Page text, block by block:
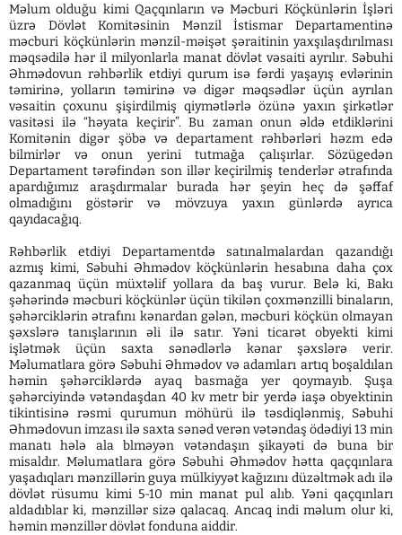
Məlum olduğu kimi Qaçqınların və Məcburi Köçkünlərin İşləri
üzrə Dövlət Komitəsinin Mənzil İstismar Departamentinə
məcburi köçkünlərin mənzil-məişət şəraitinin yaxşılaşdırılması
məqsədilə hər il milyonlarla manat dövlət vəsaiti ayrılır. Səbuhi
Əhmədovun rəhbərlik etdiyi qurum isə fərdi yaşayış evlərinin
təmirinə, yolların təmirinə və digər məqsədlər üçün ayrılan
vəsaitin çoxunu şişirdilmiş qiymətlərlə özünə yaxın şirkətlər
vasitəsi ilə “həyata keçirir”. Bu zaman onun əldə etdiklərini
Komitənin digər şöbə və departament rəhbərləri həzm edə
bilmirlər və onun yerini tutmağa çalışırlar. Sözügedən
Departament tərəfindən son illər keçirilmiş tenderlər ətrafında
apardığımız araşdırmalar burada hər şeyin heç də şəffaf
olmadığını göstərir və mövzuya yaxın günlərdə ayrıca
qayıdacağıq.
Rəhbərlik etdiyi Departamentdə satınalmalardan qazandığı
azmış kimi, Səbuhi Əhmədov köçkünlərin hesabına daha çox
qazanmaq üçün müxtəlif yollara da baş vurur. Belə ki, Bakı
şəhərində məcburi köçkünlər üçün tikilən çoxmənzilli binaların,
şəhərciklərin ətrafını kənardan gələn, məcburi köçkün olmayan
şəxslərə tanışlarının əli ilə satır. Yəni ticarət obyekti kimi
işlətmək üçün saxta sənədlərlə kənar şəxslərə verir.
Məlumatlara görə Səbuhi Əhmədov və adamları artıq boşaldılan
həmin şəhərciklərdə ayaq basmağa yer qoymayıb. Şuşa
şəhərciyində vətəndaşdan 40 kv metr bir yerdə iaşə obyektinin
tikintisinə rəsmi qurumun möhürü ilə təsdiqlənmiş, Səbuhi
Əhmədovun imzası ilə saxta sənəd verən vətəndaş ödədiyi 13 min
manatı hələ ala blməyən vətəndaşın şikayəti də buna bir
misaldır. Məlumatlara görə Səbuhi Əhmədov hətta qaçqınlara
yaşadıqları mənzillərin guya mülkiyyət kağızını düzəltmək adı ilə
dövlət rüsumu kimi 5-10 min manat pul alıb. Yəni qaçqınları
aldadıblar ki, mənzillər sizə qalacaq. Ancaq indi məlum olur ki,
həmin mənzillər dövlət fonduna aiddir.